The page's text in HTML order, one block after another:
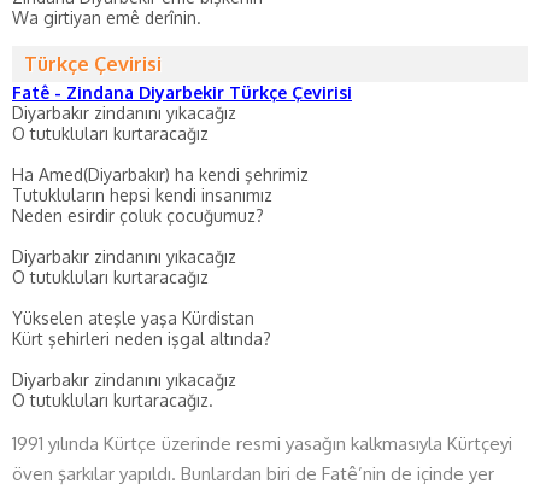
Wa girtiyan emê derînin.
Türkçe Çevirisi
Fatê - Zindana Diyarbekir Türkçe Çevirisi
Diyarbakır zindanını yıkacağız
O tutukluları kurtaracağız
Ha Amed(Diyarbakır) ha kendi şehrimiz
Tutukluların hepsi kendi insanımız
Neden esirdir çoluk çocuğumuz?
Diyarbakır zindanını yıkacağız
O tutukluları kurtaracağız
Yükselen ateşle yaşa Kürdistan
Kürt şehirleri neden işgal altında?
Diyarbakır zindanını yıkacağız
O tutukluları kurtaracağız.
1991 yılında Kürtçe üzerinde resmi yasağın kalkmasıyla Kürtçeyi
öven şarkılar yapıldı. Bunlardan biri de Fatê’nin de içinde yer